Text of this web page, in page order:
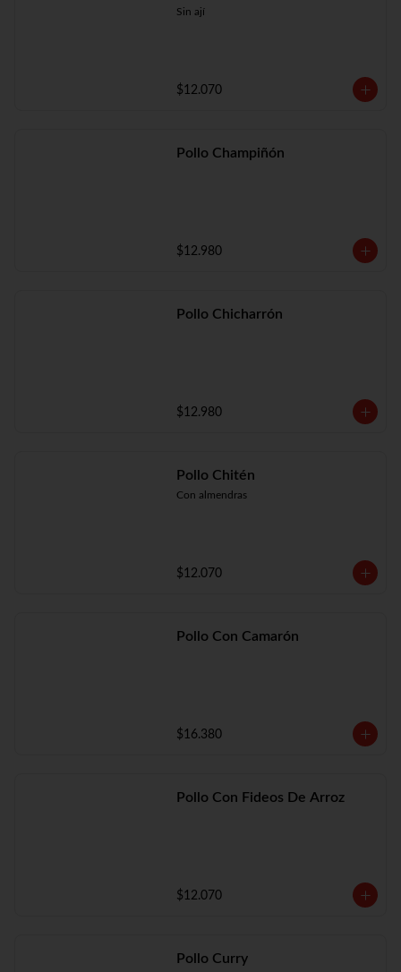
Sin ají
$12.070
Pollo Champiñón
$12.980
Pollo Chicharrón
$12.980
Pollo Chitén
Con almendras
$12.070
Pollo Con Camarón
$16.380
Pollo Con Fideos De Arroz
$12.070
Pollo Curry